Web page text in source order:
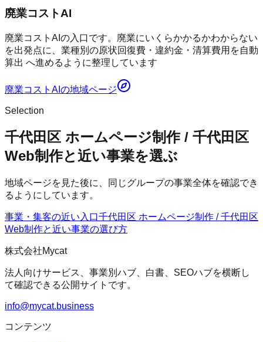
廃業コストAI
廃業コストAIの入口です。廃業にいくらかかるかわからない
を出発点に、業種別の原状回復費・違約金・清算費用を自動
算出 へ進めるように整理しています
廃業コストAI の地域ページ
Selection
千代田区 ホームページ制作 / 千代田区
Web制作と近い事業を選ぶ
地域ページを見た後に、同じグループの事業全体を確認でき
るようにしています。
事業・集客の近い入口千代田区 ホームページ制作 / 千代田区
Web制作と近い事業の選び方
株式会社Mycat
法人向けサービス、事業別ハブ、白書、SEOハブを横断し
て確認できる公開サイトです。
info@mycat.business
コンテンツ